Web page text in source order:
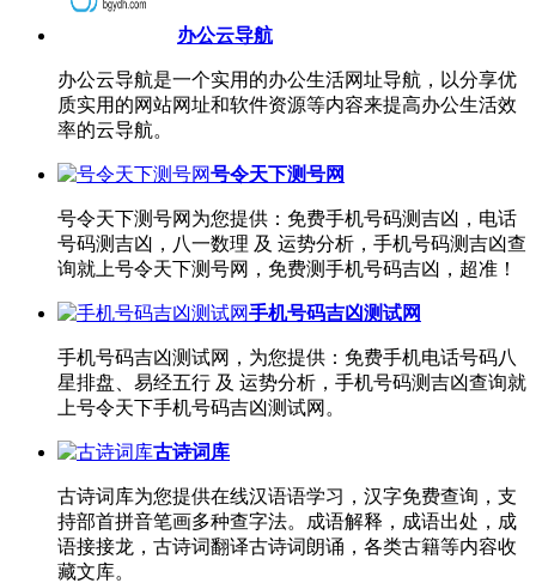
办公云导航
办公云导航是一个实用的办公生活网址导航，以分享优
质实用的网站网址和软件资源等内容来提高办公生活效
率的云导航。
号令天下测号网
号令天下测号网为您提供：免费手机号码测吉凶，电话
号码测吉凶，八一数理 及 运势分析，手机号码测吉凶查
询就上号令天下测号网，免费测手机号码吉凶，超准！
手机号码吉凶测试网
手机号码吉凶测试网，为您提供：免费手机电话号码八
星排盘、易经五行 及 运势分析，手机号码测吉凶查询就
上号令天下手机号码吉凶测试网。
古诗词库
古诗词库为您提供在线汉语语学习，汉字免费查询，支
持部首拼音笔画多种查字法。成语解释，成语出处，成
语接接龙，古诗词翻译古诗词朗诵，各类古籍等内容收
藏文库。